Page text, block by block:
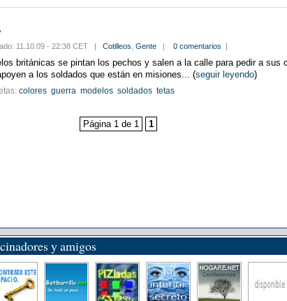
11.10.09 - 22:38 CET | Cotilleos Gente | 0 comentarios |
británicas se pintan los pechos y salen a la calle para pedir a sus
a los soldados que están en misiones... (seguir leyendo)
colores guerra modelos soldados tetas
Página 1 de 1 1
y amigos